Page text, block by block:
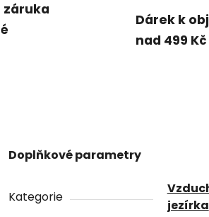
záruka
Dárek k
nad 499 Kč
Doplňkové parametry
Kategorie
jezírka